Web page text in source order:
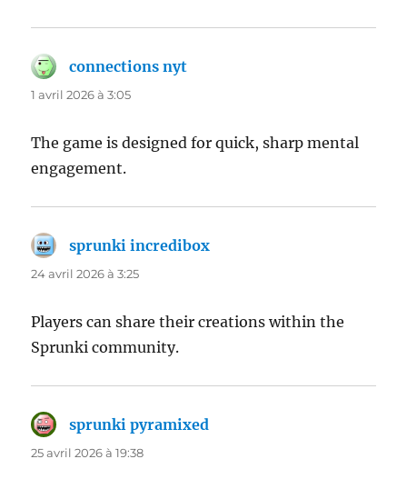
connections nyt
1 avril 2026 à 3:05
The game is designed for quick, sharp mental
engagement.
sprunki incredibox
24 avril 2026 à 3:25
Players can share their creations within the
Sprunki community.
sprunki pyramixed
25 avril 2026 à 19:38